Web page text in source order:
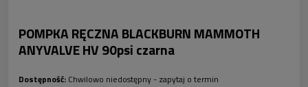
POMPKA RĘCZNA BLACKBURN MAMMOTH
ANYVALVE HV 90psi czarna
Dostępność: Chwilowo niedostępny - zapytaj o termin